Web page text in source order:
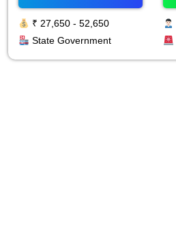
₹ 27,650 - 52,650
State Government